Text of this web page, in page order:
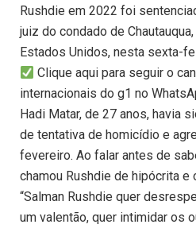
Rushdie em 2022 foi
juiz do condado de
Estados Unidos, nesta sexta-
Clique aqui para seguir o
internacionais do g1 no
Hadi Matar, de 27 anos, havia
de tentativa de homicídio e
fevereiro. Ao falar antes de
chamou Rushdie de hipócrita e
“Salman Rushdie quer
um valentão, quer intimidar os